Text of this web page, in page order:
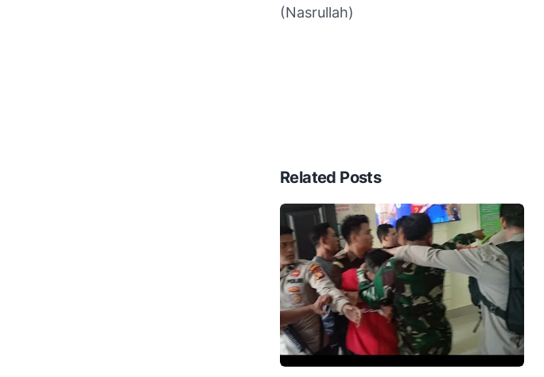
(Nasrullah)
Related Posts